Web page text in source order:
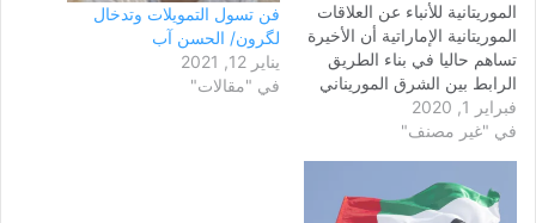
الموريتانية للأنباء عن العلاقات
الموريتانية الإماراتية أن الأخيرة
تساهم حاليا في بناء الطريق
الرابط بين الشرق الموريناني
وجمهورية مالي وذلك من خلال
قرض قيمته 110 مليون دولار
ظبي للتنمية وفي ما يلي
الفقرة المتعلقة من التقرير
فبراير 1, 2020
في "غير مصنف"
فن تسول التمويلات وتدخال
لگرون/ الحسن آب
يناير 12, 2021
في "مقالات"